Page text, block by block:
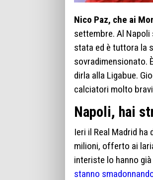
Nico Paz, che ai
settembre. Al Napoli
stata ed è tuttora la
sovradimensionato.
dirla alla Ligabue.
calciatori molto
Napoli, hai
Ieri il Real Madrid
milioni, offerto ai
interiste lo hanno
stanno